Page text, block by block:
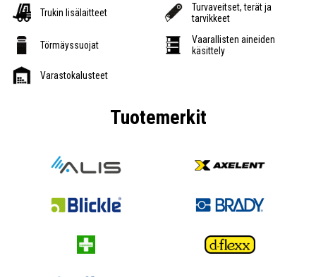
Trukin lisälaitteet
Turvaveitset, terät ja
tarvikkeet
Törmäyssuojat
Vaarallisten aineiden
käsittely
Varastokalusteet
Tuotemerkit